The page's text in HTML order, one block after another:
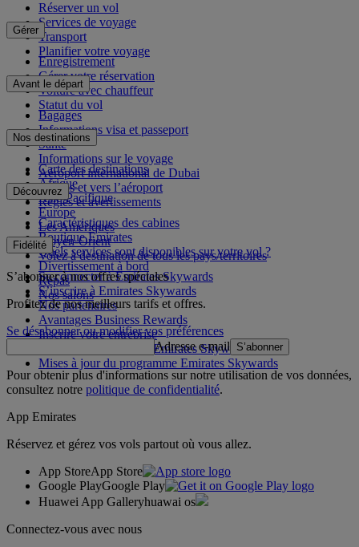
Réserver un vol
Services de voyage
Transport
Planifier votre voyage
Gérer
Enregistrement
Gérer votre réservation
Voiture avec chauffeur
Statut du vol
Avant le départ
Bagages
Informations visa et passeport
Santé
Informations sur le voyage
Aéroport international de Dubai
Depuis et vers l’aéroport
Règles et avertissements
Nos destinations
Carte des destinations
Afrique
Asie-Pacifique
Europe
Les Amériques
Moyen-Orient
Volez à destination de tous les pays/territoires
Découvrez
Caractéristiques des cabines
Boutique Emirates
Quels services sont disponibles sur votre vol ?
Divertissement à bord
Repas
Nos salons
Fidélité
Se connecter à Emirates Skywards
S’inscrire à Emirates Skywards
Nos partenaires
Avantages Business Rewards
Inscrire votre entreprise
Règles du programme Emirates Skywards
Mises à jour du programme Emirates Skywards
S’abonner à nos offres spéciales
Profitez de nos meilleurs tarifs et offres.
Se désabonner ou modifier vos préférences
Adresse e-mail S’abonner
Pour obtenir plus d'informations sur notre utilisation de vos données,
consultez notre politique de confidentialité.
App Emirates
Réservez et gérez vos vols partout où vous allez.
App StoreApp Store
Google PlayGoogle Play
Huawei App Galleryhuawai os
Connectez-vous avec nous